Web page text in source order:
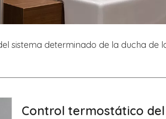
sistema determinado de la ducha de
Control termostático